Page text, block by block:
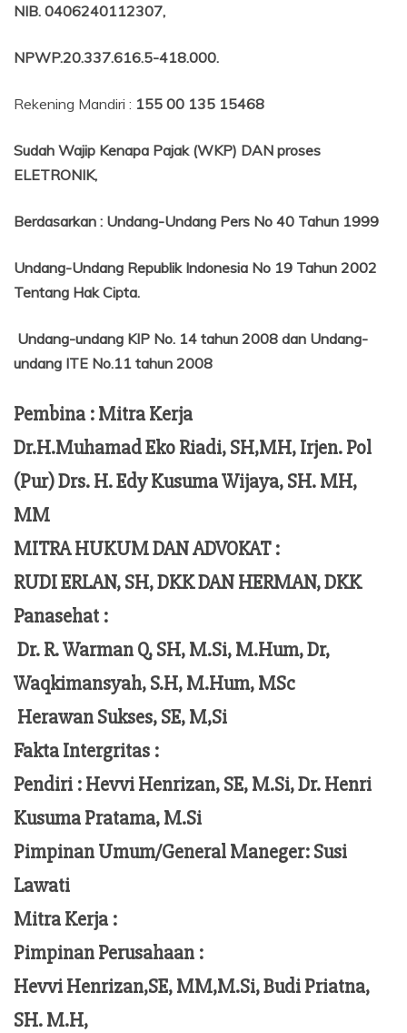
NIB. 0406240112307,
NPWP.20.337.616.5-418.000.
Rekening Mandiri : 155 00 135 15468
Sudah Wajip Kenapa Pajak (WKP) DAN proses
ELETRONIK,
Berdasarkan : Undang-Undang Pers No 40 Tahun 1999
Undang-Undang Republik Indonesia No 19 Tahun 2002
Tentang Hak Cipta.
Undang-undang KIP No. 14 tahun 2008 dan Undang-
undang ITE No.11 tahun 2008
Pembina : Mitra Kerja
Dr.H.Muhamad Eko Riadi, SH,MH, Irjen. Pol
(Pur) Drs. H. Edy Kusuma Wijaya, SH. MH,
MM
MITRA HUKUM DAN ADVOKAT :
RUDI ERLAN, SH, DKK DAN HERMAN, DKK
Panasehat :
Dr. R. Warman Q, SH, M.Si, M.Hum,Dr,
Waqkimansyah, S.H, M.Hum, MSc
Herawan Sukses, SE, M,Si
Fakta Intergritas :
Pendiri :Hevvi Henrizan, SE, M.Si, Dr. Henri
Kusuma Pratama, M.Si
Pimpinan Umum/General Maneger:Susi
Lawati
Mitra Kerja :
Pimpinan Perusahaan :
Hevvi Henrizan,SE, MM,M.Si,Budi Priatna,
SH. M.H,